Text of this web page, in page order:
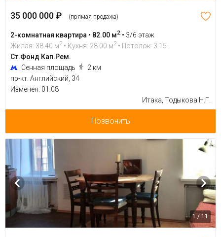
35 000 000 ₽ (прямая продажа)
2-комнатная квартира • 82.00 м2 • 3/6 этаж
Жилая: 38.40 м2 • Кухня: 28.00 м2 • Потолок: 3.15
Ст.Фонд Кап.Рем.
Сенная площадь
2 км
пр-кт. Английский, 34
Изменен: 01.08
Итака, Тодыкова Н.Г.
Позвонить
1 / 11